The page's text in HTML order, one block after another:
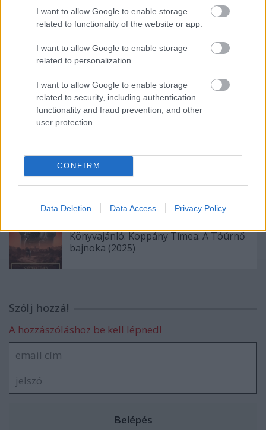
I want to allow Google to enable storage
related to functionality of the website or app.
I want to allow Google to enable storage
related to personalization.
I want to allow Google to enable storage
related to security, including authentication
functionality and fraud prevention, and other
user protection.
CONFIRM
Data Deletion Data Access Privacy Policy
Könyvajánló: Markovics Botond:
Bionauták (2026)
Könyvajánló: Aux Eliza: Aranytinta (Írósuli
2) (2026)
Könyvajánló: Ferenc K. Zoltán: Pactum
Diabolo (2026)
Könyvajánló: Koppány Tímea: A Tóúrnő
bajnoka (2025)
Szólj hozzá!
A hozzászóláshoz be kell lépned!